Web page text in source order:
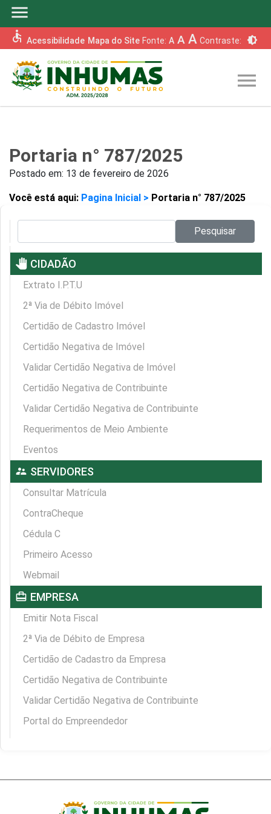
menu
accessible Acessibilidade Mapa do Site Fonte: A A A Contraste: brightness_6
menu
Portaria n° 787/2025
Postado em: 13 de fevereiro de 2026
Você está aqui: Pagina Inicial > Portaria n° 787/2025
Pesquisar
pan_tool CIDADÃO
Extrato I.P.T.U
2ª Via de Débito Imóvel
Certidão de Cadastro Imóvel
Certidão Negativa de Imóvel
Validar Certidão Negativa de Imóvel
Certidão Negativa de Contribuinte
Validar Certidão Negativa de Contribuinte
Requerimentos de Meio Ambiente
Eventos
supervisor_account SERVIDORES
Consultar Matrícula
ContraCheque
Cédula C
Primeiro Acesso
Webmail
card_travel EMPRESA
Emitir Nota Fiscal
2ª Via de Débito de Empresa
Certidão de Cadastro da Empresa
Certidão Negativa de Contribuinte
Validar Certidão Negativa de Contribuinte
Portal do Empreendedor